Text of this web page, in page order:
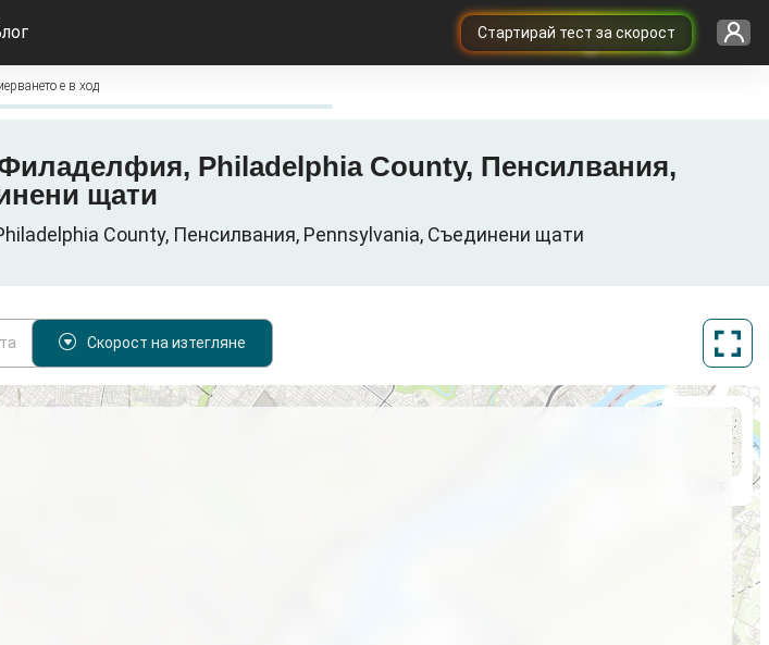
Cтартирай тест за скорост
е в ход
Филаделфия, Philadelphia County, Пенсилвания,
щати
County, Пенсилвания, Pennsylvania, Съединени щати
Скорост на изтегляне